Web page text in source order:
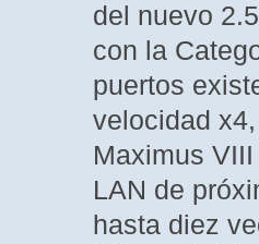
del nuevo
con la
puertos
velocidad
Maximus
LAN de
hasta diez